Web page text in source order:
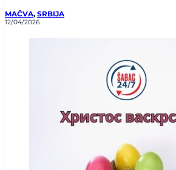
MAČVA, SRBIJA
12/04/2026